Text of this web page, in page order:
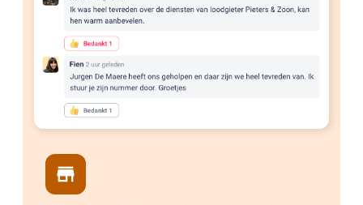
store